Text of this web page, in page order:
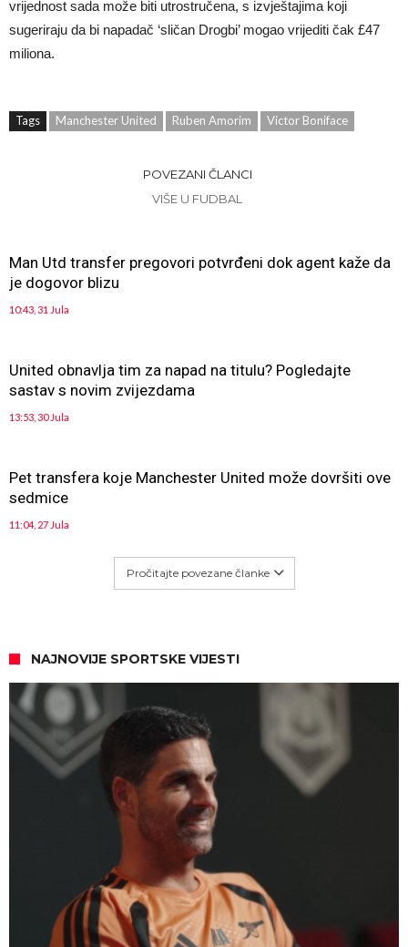
vrijednost sada može biti utrostručena, s izvještajima koji
sugeriraju da bi napadač ‘sličan Drogbi’ mogao vrijediti čak £47
miliona.
Tags Manchester United Ruben Amorim Victor Boniface
POVEZANI ČLANCI
VIŠE U FUDBAL
Man Utd transfer pregovori potvrđeni dok agent kaže da
je dogovor blizu
10:43, 31 Jula
United obnavlja tim za napad na titulu? Pogledajte
sastav s novim zvijezdama
13:53, 30 Jula
Pet transfera koje Manchester United može dovršiti ove
sedmice
11:04, 27 Jula
Pročitajte povezane članke
NAJNOVIJE SPORTSKE VIJESTI